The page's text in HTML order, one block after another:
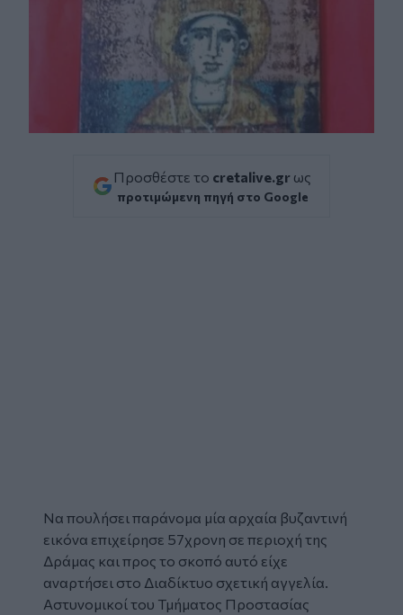
Προσθέστε το cretalive.gr ως
προτιμώμενη πηγή στο Google
Να πουλήσει παράνομα μία αρχαία βυζαντινή
εικόνα επιχείρησε 57χρονη σε περιοχή της
Δράμας και προς το σκοπό αυτό είχε
αναρτήσει στο Διαδίκτυο σχετική αγγελία.
Αστυνομικοί του Τμήματος Προστασίας